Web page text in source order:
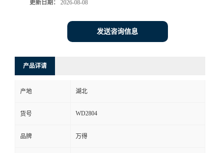
更新日期： 2026-08-08
发送咨询信息
产品详请
产地 湖北
货号 WD2804
品牌 万得